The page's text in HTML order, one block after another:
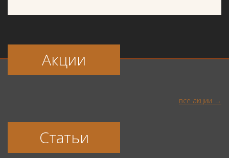
Акции
все акции
Статьи